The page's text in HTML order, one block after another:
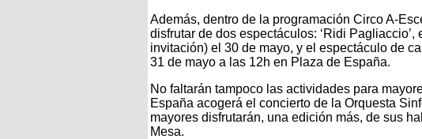
Además, dentro de la programación Circo A-
disfrutar de dos espectáculos: ‘Ridi
invitación) el 30 de mayo, y el espectáculo de
31 de mayo a las 12h en Plaza de España.
No faltarán tampoco las actividades para
España acogerá el concierto de la Orquesta
mayores disfrutarán, una edición más, de sus
Mesa.